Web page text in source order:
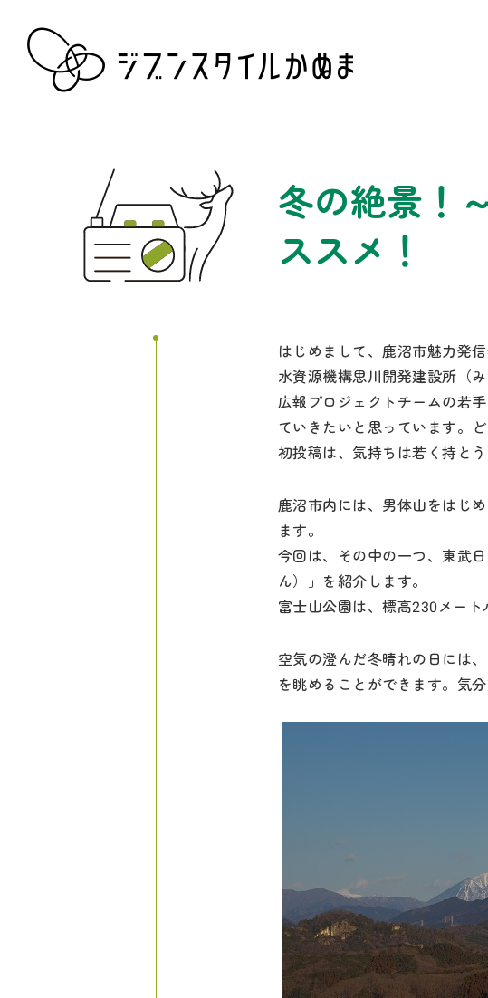
冬の絶景！
ススメ！
はじめまして、鹿沼市魅力発
水資源機構思川開発建設所（
広報プロジェクトチームの若
ていきたいと思っています。
初投稿は、気持ちは若く持と
鹿沼市内には、男体山をはじ
ます。
今回は、その中の一つ、東武
ん）」を紹介します。
富士山公園は、標高230メート
空気の澄んだ冬晴れの日には
を眺めることができます。気分